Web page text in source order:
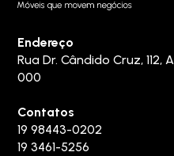
Endereço
Rua Dr. Cândido Cruz, 112,
000
Contatos
19 98443-0202
19 3461-5256